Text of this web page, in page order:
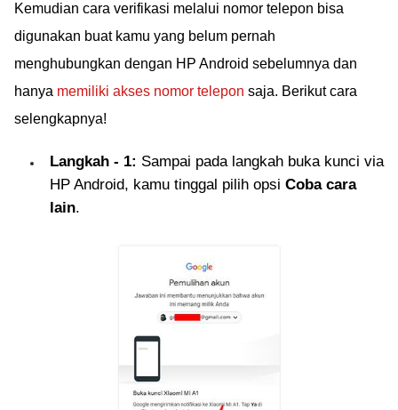
Kemudian cara verifikasi melalui nomor telepon bisa
digunakan buat kamu yang belum pernah
menghubungkan dengan HP Android sebelumnya dan
hanya memiliki akses nomor telepon saja. Berikut cara
selengkapnya!
Langkah - 1: Sampai pada langkah buka kunci via
HP Android, kamu tinggal pilih opsi Coba cara
lain.